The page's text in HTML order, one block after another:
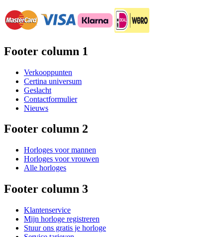
Footer column 1
Verkooppunten
Certina universum
Geslacht
Contactformulier
Nieuws
Footer column 2
Horloges voor mannen
Horloges voor vrouwen
Alle horloges
Footer column 3
Klantenservice
Mijn horloge registreren
Stuur ons gratis je horloge